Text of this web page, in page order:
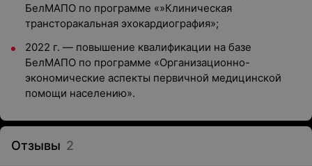
БелМАПО по программе «»Клиническая
трансторакальная эхокардиография»;
2022 г. — повышение квалификации на базе
БелМАПО по программе «Организационно-
экономические аспекты первичной медицинской
помощи населению».
Отзывы 2